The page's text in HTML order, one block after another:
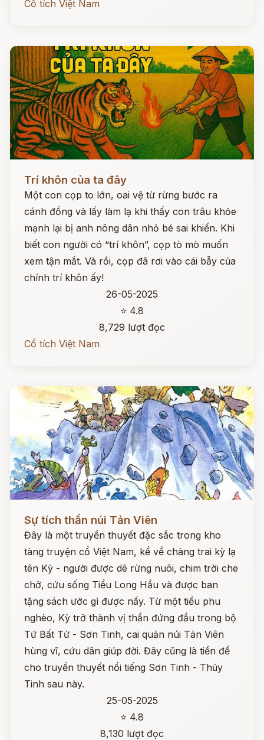
Cổ tích Việt Nam
Trí khôn của ta đây
Một con cọp to lớn, oai vệ từ rừng bước ra
cánh đồng và lấy làm lạ khi thấy con trâu khỏe
mạnh lại bị anh nông dân nhỏ bé sai khiến. Khi
biết con người có “trí khôn”, cọp tò mò muốn
xem tận mắt. Và rồi, cọp đã rơi vào cái bẫy của
chính trí khôn ấy!
26-05-2025
⭐ 4.8
8,729 lượt đọc
Cổ tích Việt Nam
Sự tích thần núi Tản Viên
Đây là một truyền thuyết đặc sắc trong kho
tàng truyện cổ Việt Nam, kể về chàng trai kỳ lạ
tên Kỳ - người được dê rừng nuôi, chim trời che
chở, cứu sống Tiểu Long Hầu và được ban
tặng sách ước gì được nấy. Từ một tiều phu
nghèo, Kỳ trở thành vị thần đứng đầu trong bộ
Tứ Bất Tử - Sơn Tinh, cai quản núi Tản Viên
hùng vĩ, cứu dân giúp đời. Đây cũng là tiền đề
cho truyền thuyết nổi tiếng Sơn Tinh - Thủy
Tinh sau này.
25-05-2025
⭐ 4.8
8,130 lượt đọc